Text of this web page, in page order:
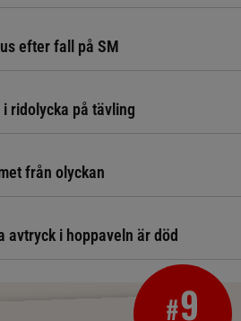
efter fall på SM
ridolycka på tävling
från olyckan
avtryck i hoppaveln är död
#9